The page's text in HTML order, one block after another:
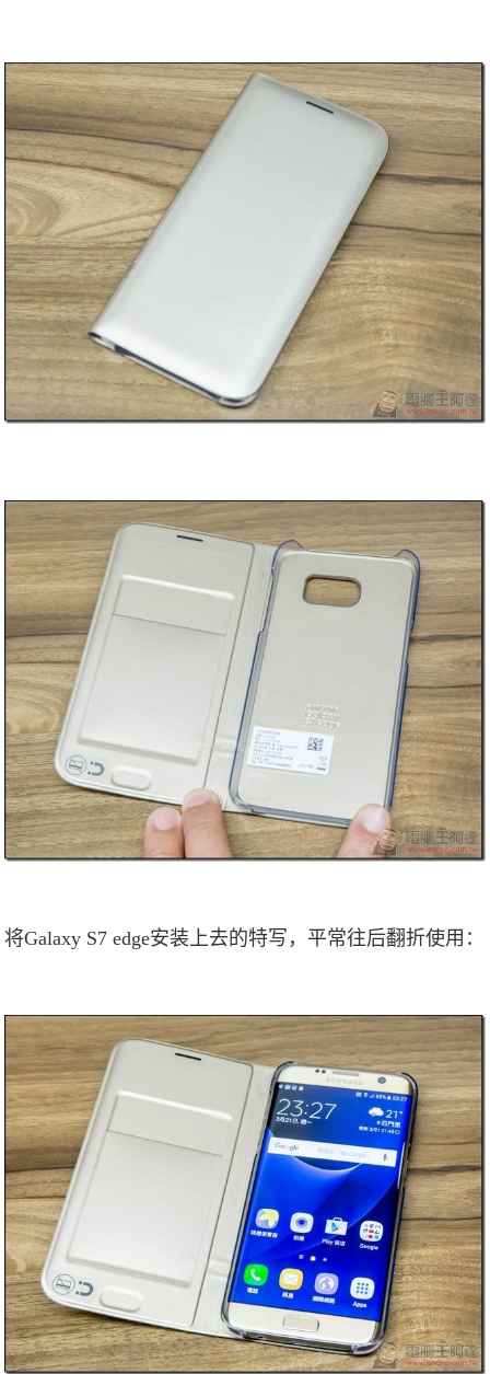
将Galaxy S7 edge安装上去的特写，平常往后翻折使用：